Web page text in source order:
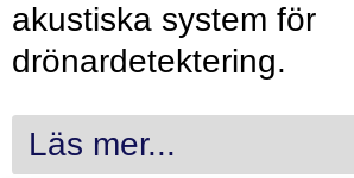
akustiska system för
drönardetektering.
Läs mer...